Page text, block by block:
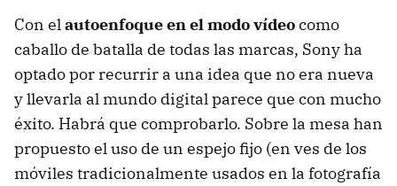
Con elautoenfoque en el modo vídeocomo
caballo de batalla de todas las marcas, Sony ha
optado por recurrir a una idea que no era nueva
y llevarla al mundo digital parece que con mucho
éxito. Habrá que comprobarlo. Sobre la mesa han
propuesto el uso de un espejo fijo (en ves de los
móviles tradicionalmente usados en la fotografía